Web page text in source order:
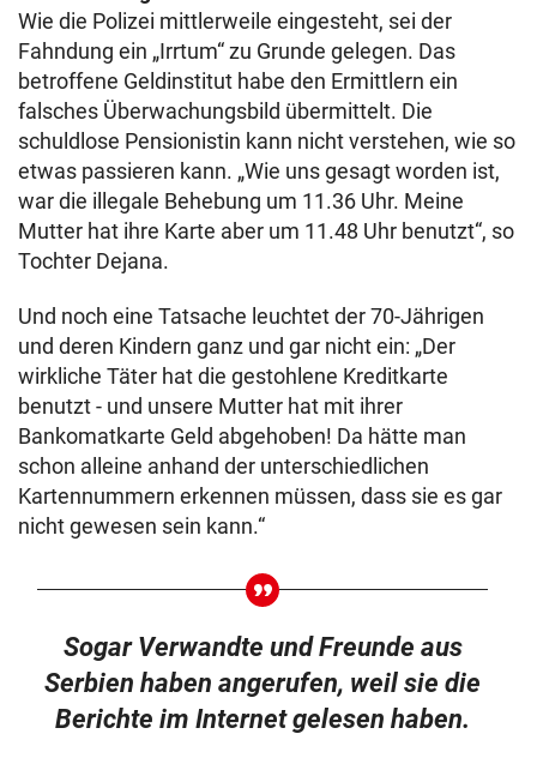
Wie die Polizei mittlerweile eingesteht, sei der
Fahndung ein „Irrtum“ zu Grunde gelegen. Das
betroffene Geldinstitut habe den Ermittlern ein
falsches Überwachungsbild übermittelt. Die
schuldlose Pensionistin kann nicht verstehen, wie so
etwas passieren kann. „Wie uns gesagt worden ist,
war die illegale Behebung um 11.36 Uhr. Meine
Mutter hat ihre Karte aber um 11.48 Uhr benutzt“, so
Tochter Dejana.
Und noch eine Tatsache leuchtet der 70-Jährigen
und deren Kindern ganz und gar nicht ein: „Der
wirkliche Täter hat die gestohlene Kreditkarte
benutzt - und unsere Mutter hat mit ihrer
Bankomatkarte Geld abgehoben! Da hätte man
schon alleine anhand der unterschiedlichen
Kartennummern erkennen müssen, dass sie es gar
nicht gewesen sein kann.“
Sogar Verwandte und Freunde aus
Serbien haben angerufen, weil sie die
Berichte im Internet gelesen haben.